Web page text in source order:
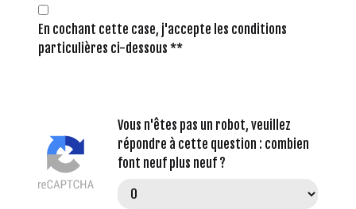
En cochant cette case, j'accepte les conditions
particulières ci-dessous **
Vous n'êtes pas un robot, veuillez
répondre à cette question : combien
font neuf plus neuf ?